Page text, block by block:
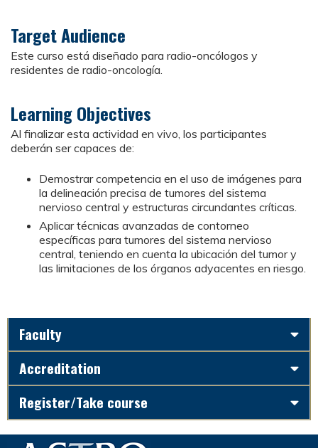
Target Audience
Este curso está diseñado para radio-oncólogos y
residentes de radio-oncología.
Learning Objectives
Al finalizar esta actividad en vivo, los participantes
deberán ser capaces de:
Demostrar competencia en el uso de imágenes para
la delineación precisa de tumores del sistema
nervioso central y estructuras circundantes críticas.
Aplicar técnicas avanzadas de contorneo
específicas para tumores del sistema nervioso
central, teniendo en cuenta la ubicación del tumor y
las limitaciones de los órganos adyacentes en riesgo.
Faculty
Accreditation
Register/Take course